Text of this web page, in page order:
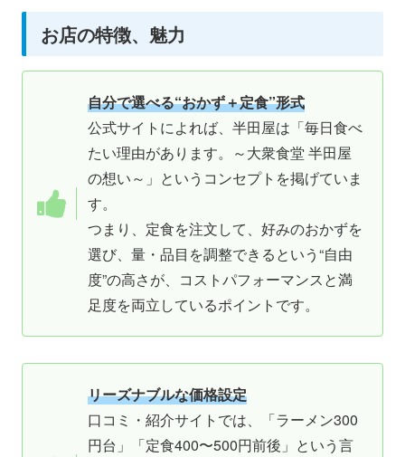
お店の特徴、魅力
自分で選べる“おかず＋定食”形式
公式サイトによれば、半田屋は「毎日食べ
たい理由があります。～大衆食堂 半田屋
の想い～」というコンセプトを掲げていま
す。
つまり、定食を注文して、好みのおかずを
選び、量・品目を調整できるという“自由
度”の高さが、コストパフォーマンスと満
足度を両立しているポイントです。
リーズナブルな価格設定
口コミ・紹介サイトでは、「ラーメン300
円台」「定食400〜500円前後」という言